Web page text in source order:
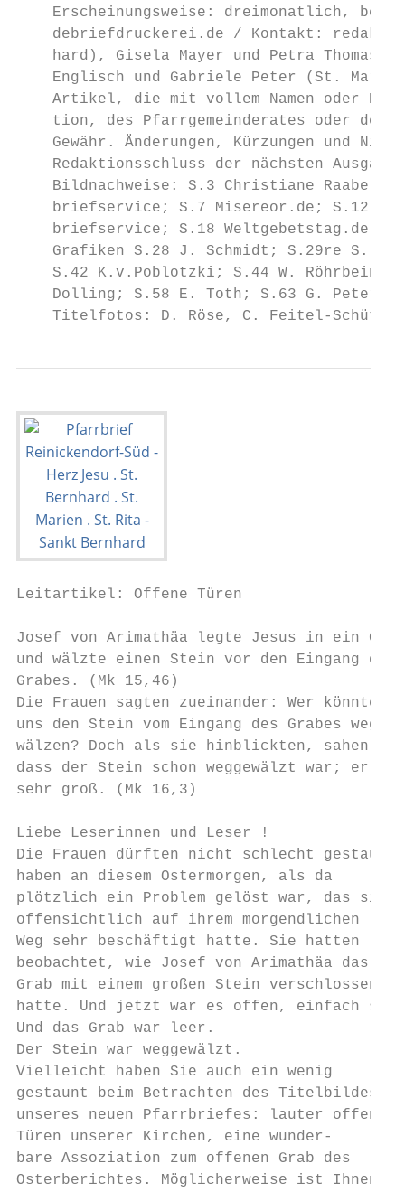
Erscheinungsweise: dreimonatlich,
debriefdruckerei.de / Kontakt:
hard), Gisela Mayer und Petra Thomas
Englisch und Gabriele Peter (St.
Artikel, die mit vollem Namen oder
tion, des Pfarrgemeinderates oder des
Gewähr. Änderungen, Kürzungen und
Redaktionsschluss der nächsten
Bildnachweise: S.3 Christiane Raabe,
briefservice; S.7 Misereor.de;
briefservice; S.18 Weltgebetstag.de;
Grafiken S.28 J. Schmidt; S.29re S.
S.42 K.v.Poblotzki; S.44 W. Röhrbein;
    Dolling; S.58 E. Toth; S.63 G. Peter
Titelfotos: D. Röse, C. Feitel-
Leitartikel: Offene Türen
Josef von Arimathäa legte Jesus in ein
und wälzte einen Stein vor den Eingang
Grabes. (Mk 15,46)
Die Frauen sagten zueinander: Wer
uns den Stein vom Eingang des Grabes
wälzen? Doch als sie hinblickten, sahen
dass der Stein schon weggewälzt war; er
sehr groß. (Mk 16,3)
Liebe Leserinnen und Leser !
Die Frauen dürften nicht schlecht gestaunt
haben an diesem Ostermorgen, als da
plötzlich ein Problem gelöst war, das sie
offensichtlich auf ihrem morgendlichen
Weg sehr beschäftigt hatte. Sie hatten
beobachtet, wie Josef von Arimathäa das
Grab mit einem großen Stein verschlossen
hatte. Und jetzt war es offen, einfach so.
Und das Grab war leer.
Der Stein war weggewälzt.
Vielleicht haben Sie auch ein wenig
gestaunt beim Betrachten des Titelbildes
unseres neuen Pfarrbriefes: lauter offene
Türen unserer Kirchen, eine wunder-
bare Assoziation zum offenen Grab des
Osterberichtes. Möglicherweise ist Ihnen